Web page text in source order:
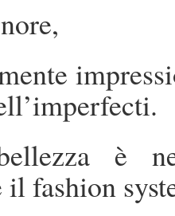
è
il fashion